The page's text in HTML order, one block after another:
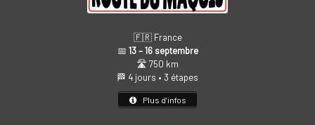
🇫🇷 France
📅 13 – 16 septembre
🛣️ 750 km
🏁 4 jours • 3 étapes
Plus d’infos